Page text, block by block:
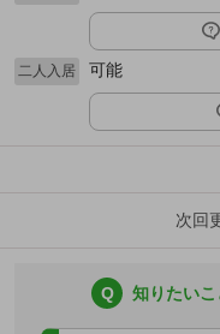
二人入居 可能
次回
Q 知りたい